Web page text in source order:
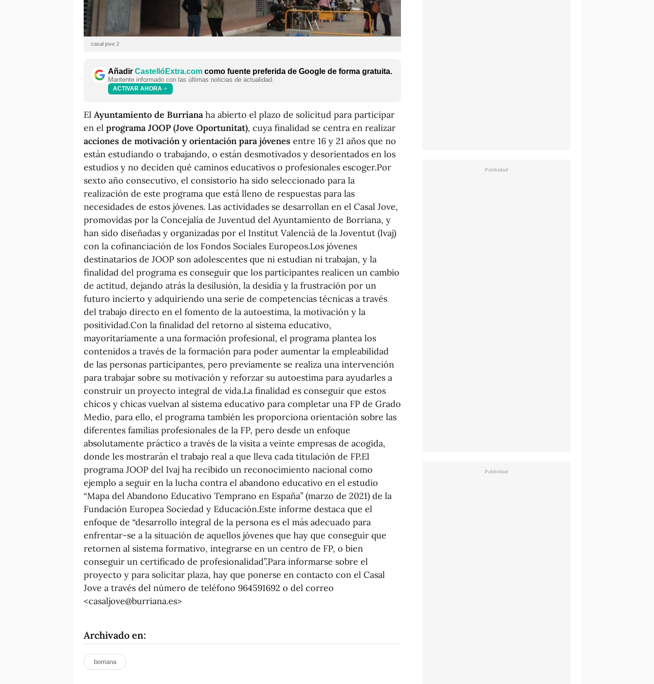
casal jove 2
Añadir CastellóExtra.com como fuente preferida de Google de forma gratuita.
Mantente informado con las últimas noticias de actualidad.
ACTIVAR AHORA
El Ayuntamiento de Burriana ha abierto el plazo de solicitud para participar
en el programa JOOP (Jove Oportunitat), cuya finalidad se centra en realizar
acciones de motivación y orientación para jóvenes entre 16 y 21 años que no
están estudiando o trabajando, o están desmotivados y desorientados en los
estudios y no deciden qué caminos educativos o profesionales escoger.Por
sexto año consecutivo, el consistorio ha sido seleccionado para la
realización de este programa que está lleno de respuestas para las
necesidades de estos jóvenes. Las actividades se desarrollan en el Casal Jove,
promovidas por la Concejalía de Juventud del Ayuntamiento de Borriana, y
han sido diseñadas y organizadas por el Institut Valencià de la Joventut (Ivaj)
con la cofinanciación de los Fondos Sociales Europeos.Los jóvenes
destinatarios de JOOP son adolescentes que ni estudian ni trabajan, y la
finalidad del programa es conseguir que los participantes realicen un cambio
de actitud, dejando atrás la desilusión, la desidia y la frustración por un
futuro incierto y adquiriendo una serie de competencias técnicas a través
del trabajo directo en el fomento de la autoestima, la motivación y la
positividad.Con la finalidad del retorno al sistema educativo,
mayoritariamente a una formación profesional, el programa plantea los
contenidos a través de la formación para poder aumentar la empleabilidad
de las personas participantes, pero previamente se realiza una intervención
para trabajar sobre su motivación y reforzar su autoestima para ayudarles a
construir un proyecto integral de vida.La finalidad es conseguir que estos
chicos y chicas vuelvan al sistema educativo para completar una FP de Grado
Medio, para ello, el programa también les proporciona orientación sobre las
diferentes familias profesionales de la FP, pero desde un enfoque
absolutamente práctico a través de la visita a veinte empresas de acogida,
donde les mostrarán el trabajo real a que lleva cada titulación de FP.El
programa JOOP del Ivaj ha recibido un reconocimiento nacional como
ejemplo a seguir en la lucha contra el abandono educativo en el estudio
“Mapa del Abandono Educativo Temprano en España” (marzo de 2021) de la
Fundación Europea Sociedad y Educación.Este informe destaca que el
enfoque de “desarrollo integral de la persona es el más adecuado para
enfrentar-se a la situación de aquellos jóvenes que hay que conseguir que
retornen al sistema formativo, integrarse en un centro de FP, o bien
conseguir un certificado de profesionalidad”.Para informarse sobre el
proyecto y para solicitar plaza, hay que ponerse en contacto con el Casal
Jove a través del número de teléfono 964591692 o del correo
<casaljove@burriana.es>
Archivado en:
borriana